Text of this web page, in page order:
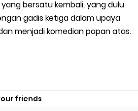
bersatu kembali, yang dulu
gadis ketiga dalam upaya
menjadi komedian papan atas.
friends